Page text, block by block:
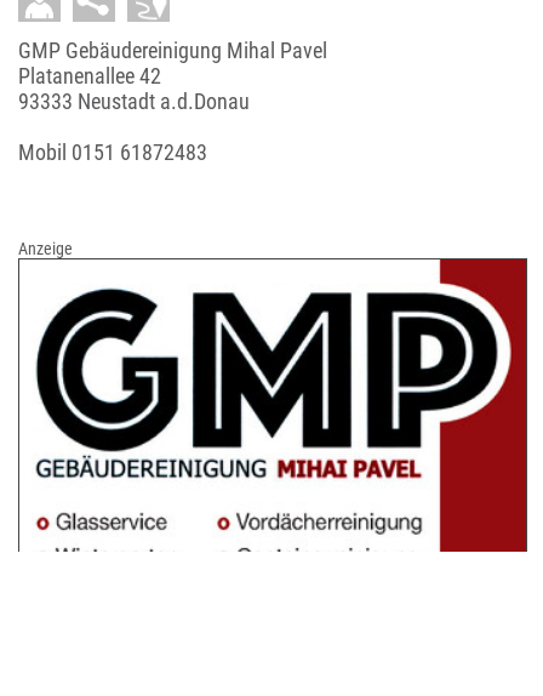
GMP Gebäudereinigung Mihal Pavel
Platanenallee 42
93333 Neustadt a.d.Donau
Mobil 0151 61872483
Anzeige